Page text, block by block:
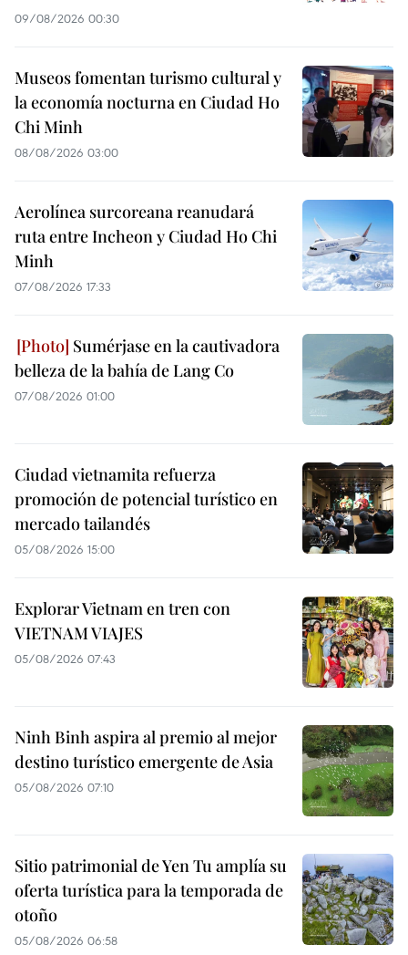
09/08/2026 00:30
Museos fomentan turismo cultural y
la economía nocturna en Ciudad Ho
Chi Minh
08/08/2026 03:00
Aerolínea surcoreana reanudará
ruta entre Incheon y Ciudad Ho Chi
Minh
07/08/2026 17:33
Sumérjase en la cautivadora
belleza de la bahía de Lang Co
07/08/2026 01:00
Ciudad vietnamita refuerza
promoción de potencial turístico en
mercado tailandés
05/08/2026 15:00
Explorar Vietnam en tren con
VIETNAM VIAJES
05/08/2026 07:43
Ninh Binh aspira al premio al mejor
destino turístico emergente de Asia
05/08/2026 07:10
Sitio patrimonial de Yen Tu amplía su
oferta turística para la temporada de
otoño
05/08/2026 06:58